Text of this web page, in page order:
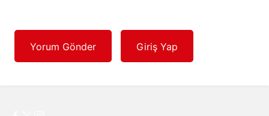
Yorum Gönder Giriş Yap